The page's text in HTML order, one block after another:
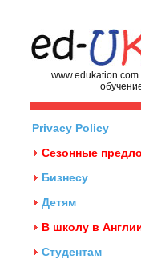
Privacy Policy
Сезонные
Бизнесу
Детям
В школу в
Студентам